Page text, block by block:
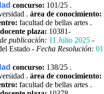
concurso: 101/25 .
. área de conocimiento:
facultad de bellas artes .
plaza: 10381-
publicación: 11 Julio 2025 -
Estado - Fecha Resolución: 01
concurso: 138/25 .
. área de conocimiento:
facultad de bellas artes .